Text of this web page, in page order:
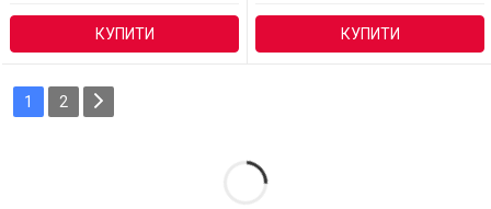
КУПИТИ КУПИТИ
1 2